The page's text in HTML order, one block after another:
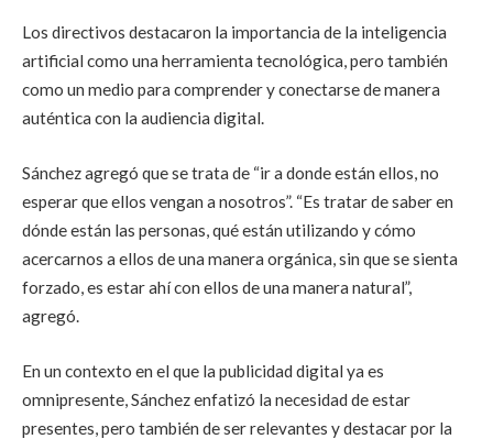
Los directivos destacaron la importancia de la inteligencia
artificial como una herramienta tecnológica, pero también
como un medio para comprender y conectarse de manera
auténtica con la audiencia digital.
Sánchez agregó que se trata de “ir a donde están ellos, no
esperar que ellos vengan a nosotros”. “Es tratar de saber en
dónde están las personas, qué están utilizando y cómo
acercarnos a ellos de una manera orgánica, sin que se sienta
forzado, es estar ahí con ellos de una manera natural”,
agregó.
En un contexto en el que la publicidad digital ya es
omnipresente, Sánchez enfatizó la necesidad de estar
presentes, pero también de ser relevantes y destacar por la